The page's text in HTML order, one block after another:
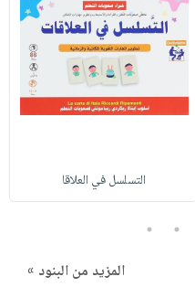
التسلسل في العلاقا
4
5
المزيد من البنود »